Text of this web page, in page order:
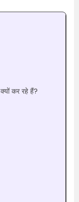
क्यों कर रहे हैं?